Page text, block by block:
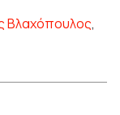
Βλαχόπουλος,